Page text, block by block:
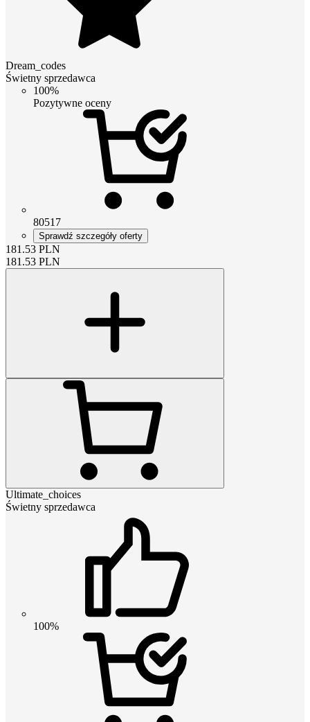
Dream_codes
Świetny sprzedawca
100%
Pozytywne oceny
80517
Sprawdź szczegóły oferty
181.53 PLN
181.53 PLN
Ultimate_choices
Świetny sprzedawca
100%